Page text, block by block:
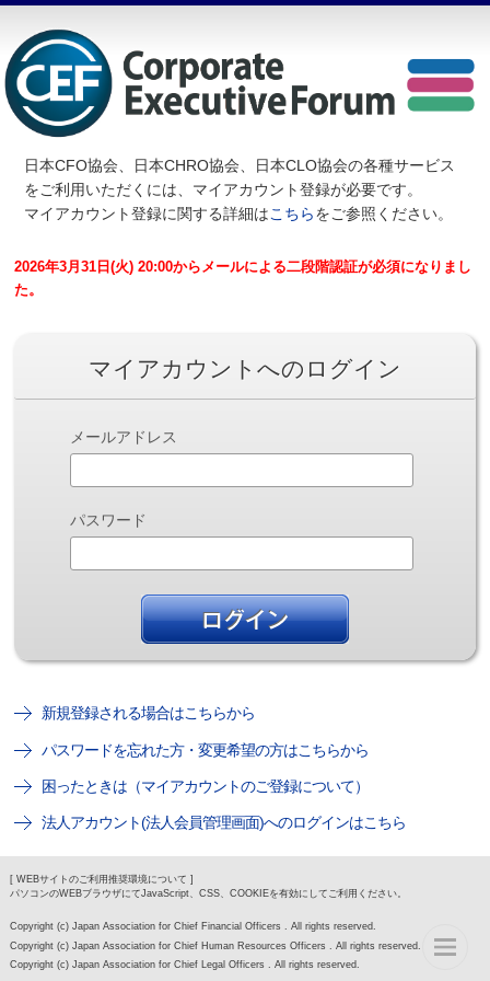
日本CFO協会、日本CHRO協会、日本CLO協会の各種サービス
をご利用いただくには、マイアカウント登録が必要です。
マイアカウント登録に関する詳細はこちらをご参照ください。
2026年3月31日(火) 20:00からメールによる二段階認証が必須になりまし
た。
マイアカウントへのログイン
メールアドレス
パスワード
新規登録される場合はこちらから
パスワードを忘れた方・変更希望の方はこちらから
困ったときは（マイアカウントのご登録について）
法人アカウント(法人会員管理画面)へのログインはこちら
[ WEBサイトのご利用推奨環境について ]
パソコンのWEBブラウザにてJavaScript、CSS、COOKIEを有効にしてご利用ください。
Copyright (c) Japan Association for Chief Financial Officers . All rights reserved.
Copyright (c) Japan Association for Chief Human Resources Officers . All rights reserved.
Copyright (c) Japan Association for Chief Legal Officers . All rights reserved.